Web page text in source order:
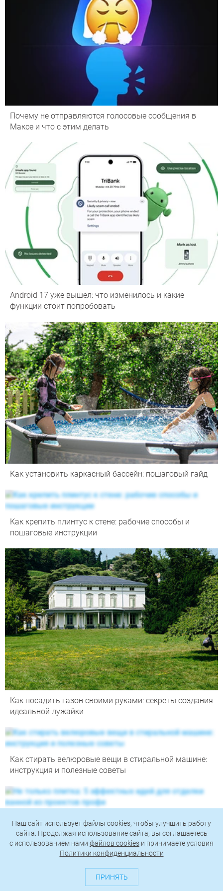
Почему не отправляются голосовые сообщения в
Максе и что с этим делать
Android 17 уже вышел: что изменилось и какие
функции стоит попробовать
Как установить каркасный бассейн: пошаговый гайд
Как крепить плинтус к стене: рабочие способы и
пошаговые инструкции
Как посадить газон своими руками: секреты создания
идеальной лужайки
Как стирать велюровые вещи в стиральной машине:
инструкция и полезные советы
Не только плитка: 5 эффектных идей для отделки
ванной из проектов профи
Наш сайт использует файлы cookies, чтобы улучшить работу
сайта. Продолжая использование сайта, вы соглашаетесь
c использованием нами файлов cookies и принимаете условия
Политики конфиденциальности
ПРИНЯТЬ